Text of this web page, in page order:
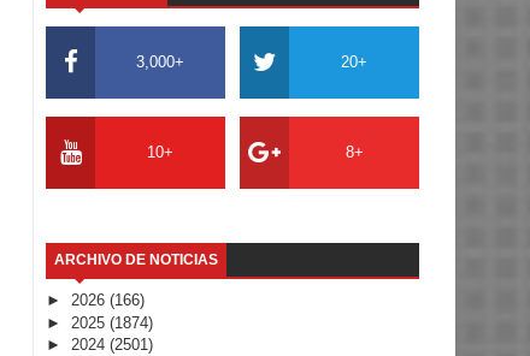
3,000+ 20+
10+ 8+
ARCHIVO DE NOTICIAS
► 2026 (166)
► 2025 (1874)
► 2024 (2501)